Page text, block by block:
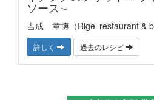
ソース∼
吉成 章博（Rigel restaurant &
詳しく 過去のレシピ